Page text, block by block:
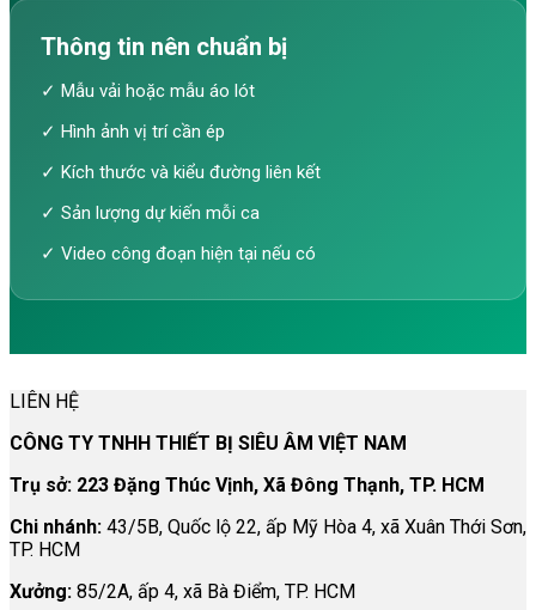
Thông tin nên chuẩn bị
✓ Mẫu vải hoặc mẫu áo lót
✓ Hình ảnh vị trí cần ép
✓ Kích thước và kiểu đường liên kết
✓ Sản lượng dự kiến mỗi ca
✓ Video công đoạn hiện tại nếu có
LIÊN HỆ
CÔNG TY TNHH THIẾT BỊ SIÊU ÂM VIỆT NAM
Trụ sở: 223 Đặng Thúc Vịnh, Xã Đông Thạnh, TP. HCM
Chi nhánh: 43/5B, Quốc lộ 22, ấp Mỹ Hòa 4, xã Xuân Thới Sơn,
TP. HCM
Xưởng: 85/2A, ấp 4, xã Bà Điểm, TP. HCM